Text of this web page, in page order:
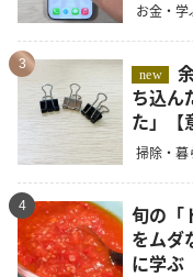
お金・学
3
new
余った「ダブルクリップ」を車に持
ち込ん
た」【
掃除・暮
4
旬の「
をムダ
に学ぶ